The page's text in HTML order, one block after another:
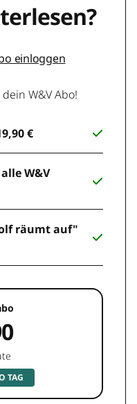
einloggen
W&V Abo!
€
W&V
räumt auf"
TAG